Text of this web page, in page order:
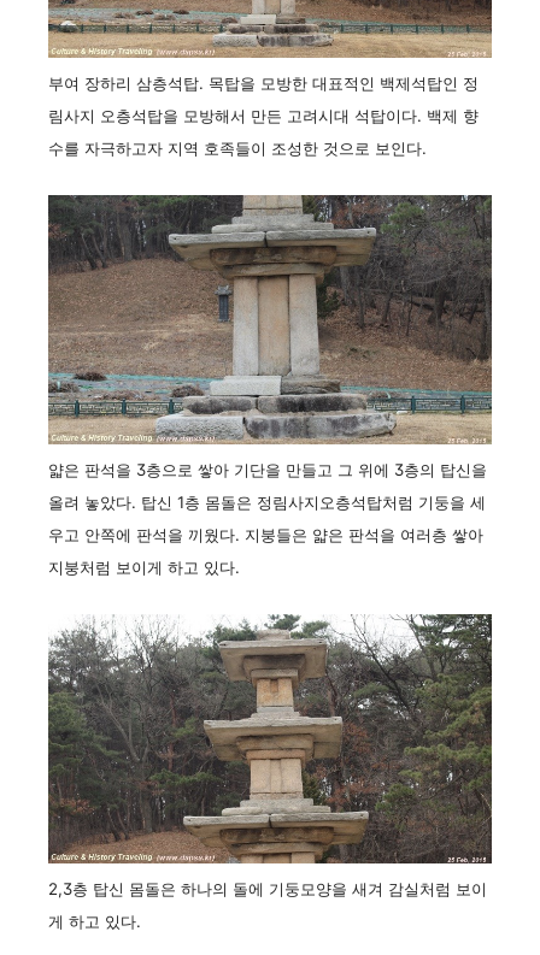
부여 장하리 삼층석탑. 목탑을 모방한 대표적인 백제석탑인 정
림사지 오층석탑을 모방해서 만든 고려시대 석탑이다. 백제 향
수를 자극하고자 지역 호족들이 조성한 것으로 보인다.
얇은 판석을 3층으로 쌓아 기단을 만들고 그 위에 3층의 탑신을
올려 놓았다. 탑신 1층 몸돌은 정림사지오층석탑처럼 기둥을 세
우고 안쪽에 판석을 끼웠다. 지붕들은 얇은 판석을 여러층 쌓아
지붕처럼 보이게 하고 있다.
2,3층 탑신 몸돌은 하나의 돌에 기둥모양을 새겨 감실처럼 보이
게 하고 있다.